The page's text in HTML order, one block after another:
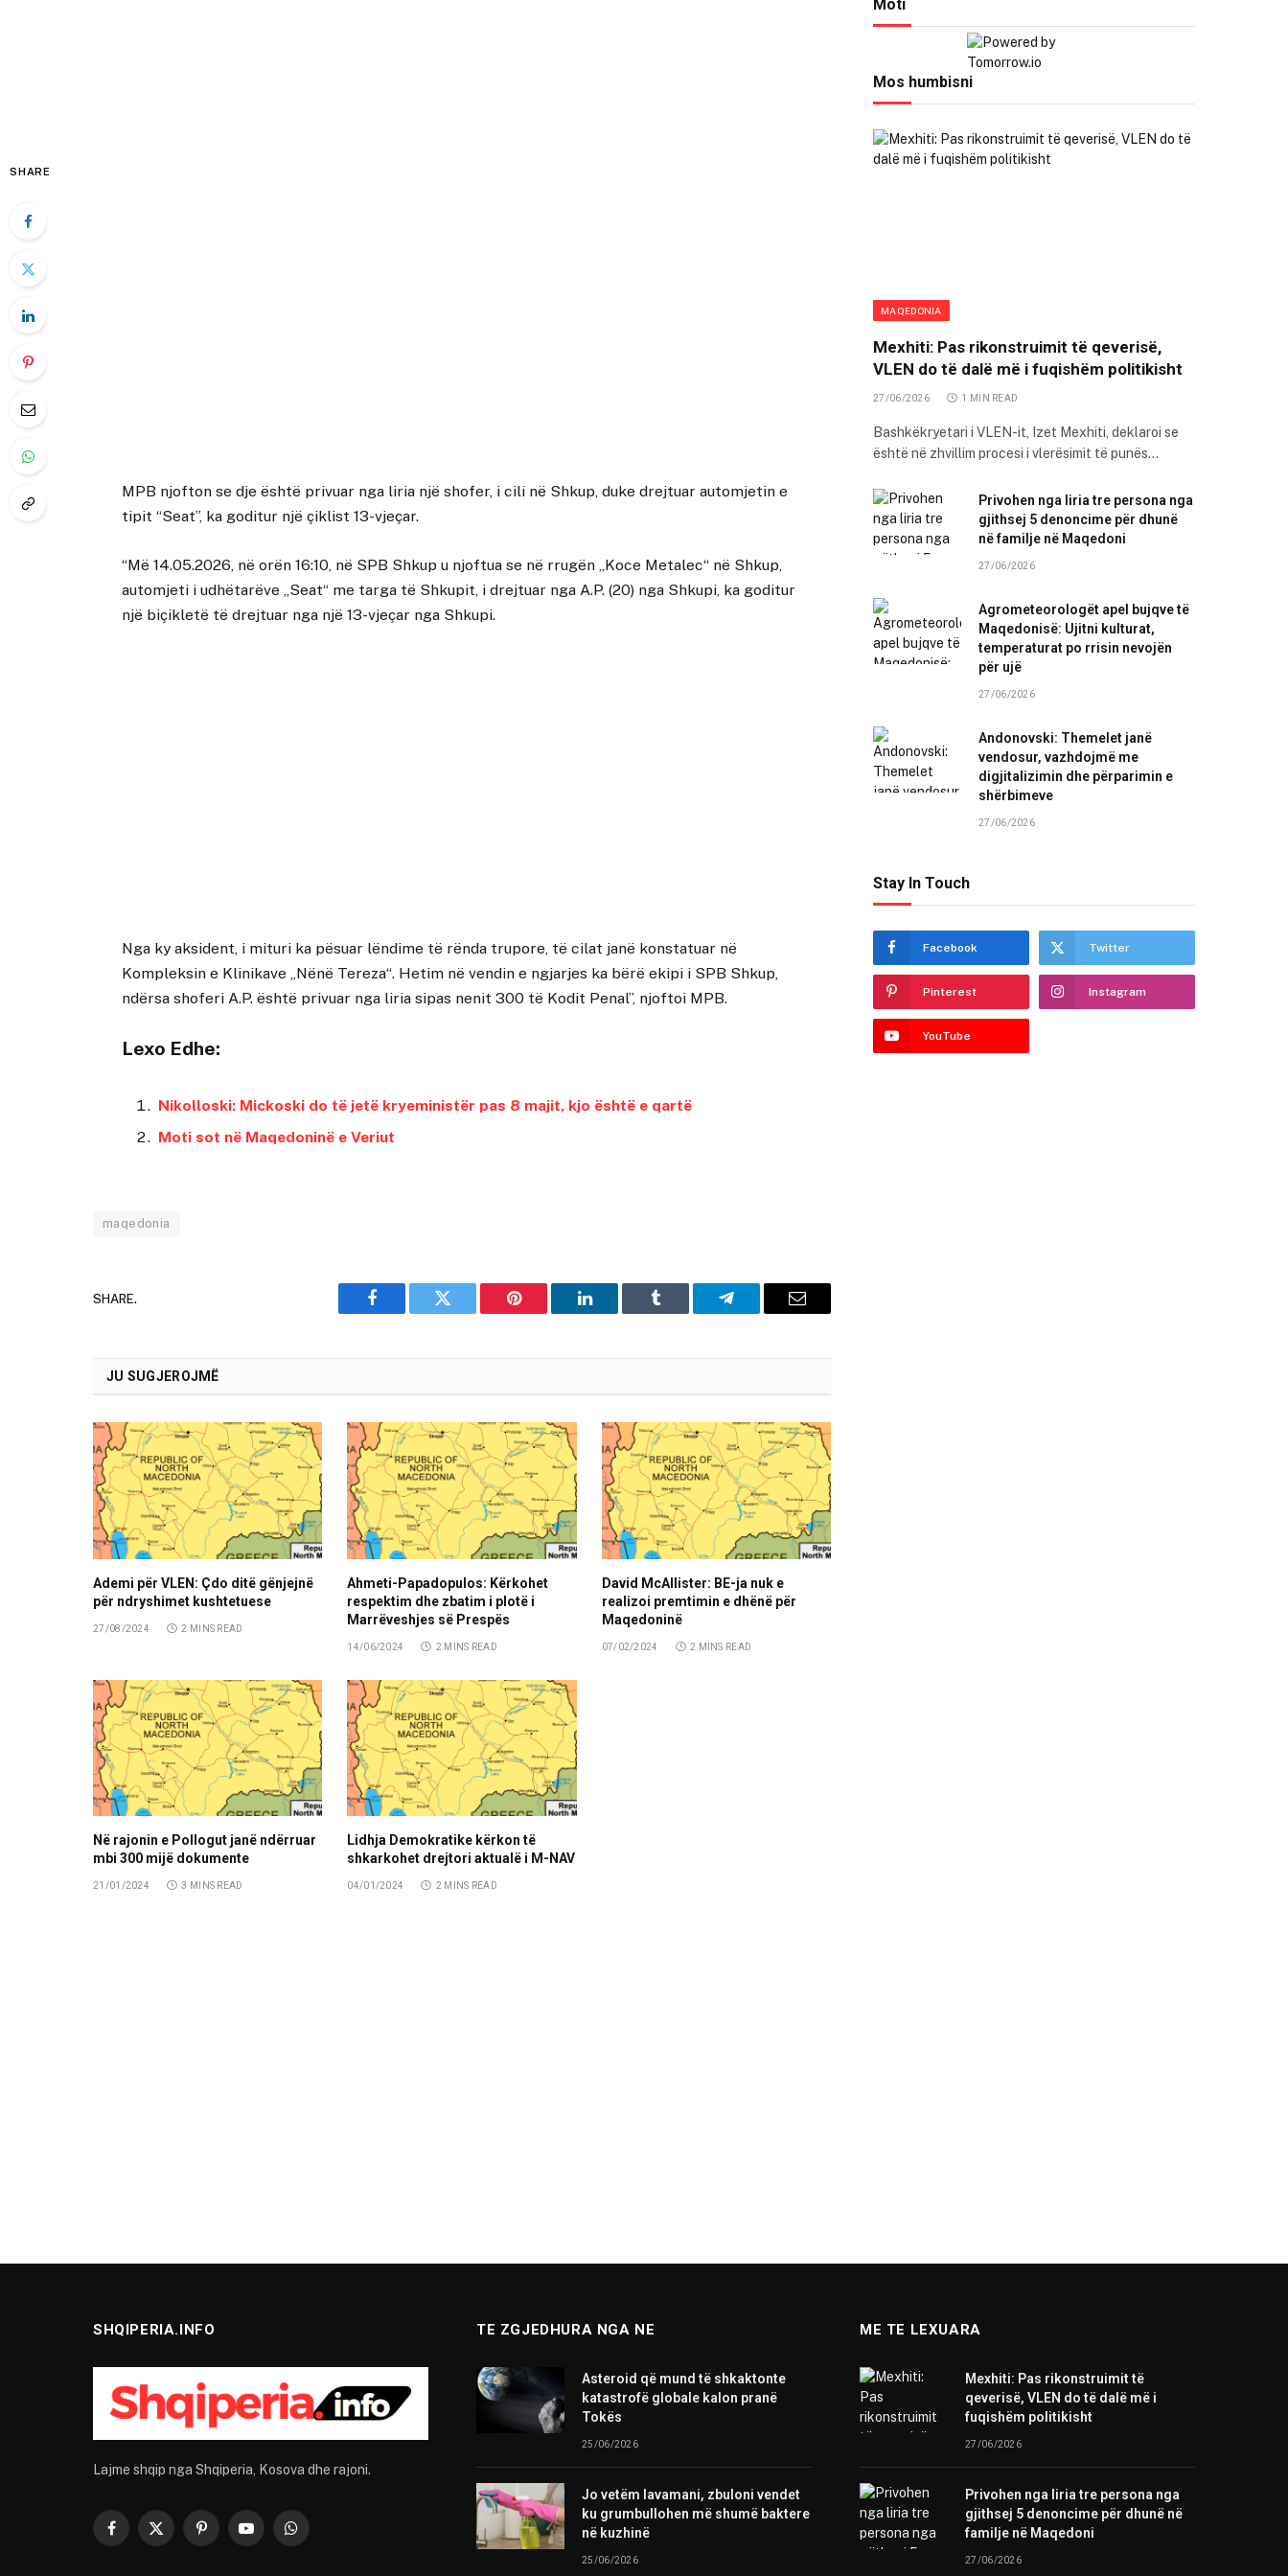
SHARE
MPB njofton se dje është privuar nga liria një shofer, i cili në Shkup, duke drejtuar automjetin e
tipit “Seat”, ka goditur një çiklist 13-vjeçar.
“Më 14.05.2026, në orën 16:10, në SPB Shkup u njoftua se në rrugën „Koce Metalec“ në Shkup,
automjeti i udhëtarëve „Seat“ me targa të Shkupit, i drejtuar nga A.P. (20) nga Shkupi, ka goditur
një biçikletë të drejtuar nga një 13-vjeçar nga Shkupi.
Nga ky aksident, i mituri ka pësuar lëndime të rënda trupore, të cilat janë konstatuar në
Kompleksin e Klinikave „Nënë Tereza“. Hetim në vendin e ngjarjes ka bërë ekipi i SPB Shkup,
ndërsa shoferi A.P. është privuar nga liria sipas nenit 300 të Kodit Penal”, njoftoi MPB.
Lexo Edhe:
Nikolloski: Mickoski do të jetë kryeministër pas 8 majit, kjo është e qartë
Moti sot në Maqedoninë e Veriut
maqedonia
SHARE.
Facebook Twitter Pinterest LinkedIn Tumblr Telegram Email
JU SUGJEROJMË
Ademi për VLEN: Çdo ditë gënjejnë
për ndryshimet kushtetuese
27/08/2024 2 MINS READ
Ahmeti-Papadopulos: Kërkohet
respektim dhe zbatim i plotë i
Marrëveshjes së Prespës
14/06/2024 2 MINS READ
David McAllister: BE-ja nuk e
realizoi premtimin e dhënë për
Maqedoninë
07/02/2024 2 MINS READ
Në rajonin e Pollogut janë ndërruar
mbi 300 mijë dokumente
21/01/2024 3 MINS READ
Lidhja Demokratike kërkon të
shkarkohet drejtori aktualë i M-NAV
04/01/2024 2 MINS READ
Moti
Mos humbisni
MAQEDONIA
Mexhiti: Pas rikonstruimit të qeverisë,
VLEN do të dalë më i fuqishëm politikisht
27/06/2026 1 MIN READ
Bashkëkryetari i VLEN-it, Izet Mexhiti, deklaroi se
është në zhvillim procesi i vlerësimit të punës…
Privohen nga liria tre persona nga
gjithsej 5 denoncime për dhunë
në familje në Maqedoni
27/06/2026
Agrometeorologët apel bujqve të
Maqedonisë: Ujitni kulturat,
temperaturat po rrisin nevojën
për ujë
27/06/2026
Andonovski: Themelet janë
vendosur, vazhdojmë me
digjitalizimin dhe përparimin e
shërbimeve
27/06/2026
Stay In Touch
Facebook Twitter
Pinterest Instagram
YouTube
SHQIPERIA.INFO
Lajme shqip nga Shqiperia, Kosova dhe rajoni.
Facebook
X
PinterestYouTubeWhatsApp
TE ZGJEDHURA NGA NE
Asteroid që mund të shkaktonte
katastrofë globale kalon pranë
Tokës
25/06/2026
Jo vetëm lavamani, zbuloni vendet
ku grumbullohen më shumë baktere
në kuzhinë
25/06/2026
ME TE LEXUARA
Mexhiti: Pas rikonstruimit të
qeverisë, VLEN do të dalë më i
fuqishëm politikisht
27/06/2026
Privohen nga liria tre persona nga
gjithsej 5 denoncime për dhunë në
familje në Maqedoni
27/06/2026